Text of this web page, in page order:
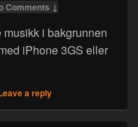
Comments ↓
i bakgrunnen
iPhone 3GS eller
a reply